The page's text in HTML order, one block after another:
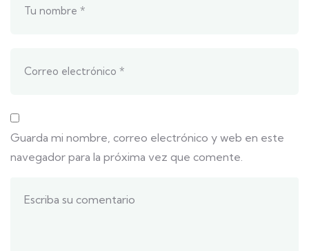
Guarda mi nombre, correo electrónico y web en este
navegador para la próxima vez que comente.